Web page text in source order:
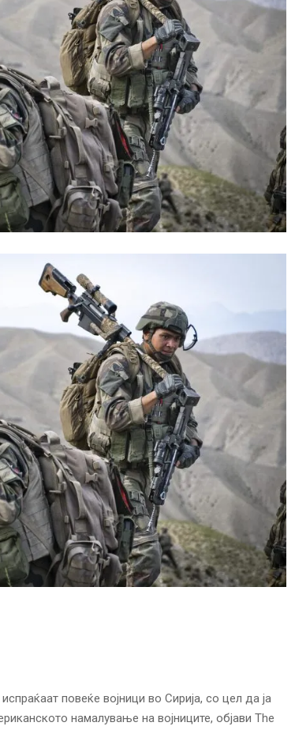
повеќе војници во Сирија, со цел да ја
намалување на војниците, објави The